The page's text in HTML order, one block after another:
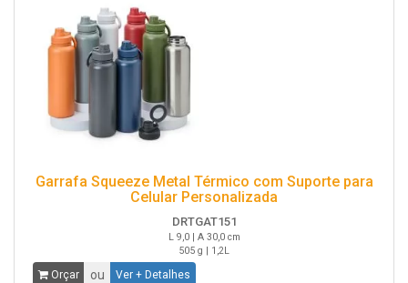
Garrafa Squeeze Metal Térmico com Suporte para
Celular Personalizada
DRTGAT151
L 9,0 | A 30,0 cm
505 g | 1,2L
Orçar ou Ver + Detalhes